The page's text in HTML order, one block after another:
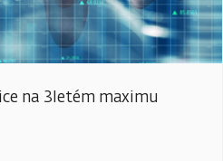
na 3letém maximu